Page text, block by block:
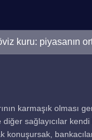
kuru: piyasanın
karmaşık olması
diğer sağlayıcılar
konuşursak,